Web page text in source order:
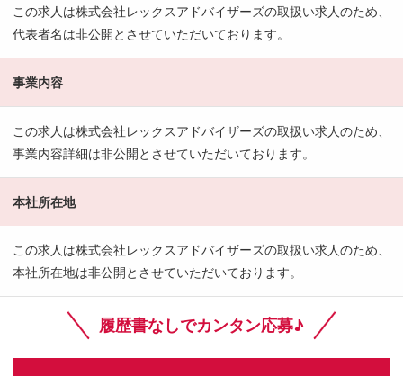
この求人は株式会社レックスアドバイザーズの取扱い求人のため、
代表者名は非公開とさせていただいております。
事業内容
この求人は株式会社レックスアドバイザーズの取扱い求人のため、
事業内容詳細は非公開とさせていただいております。
本社所在地
この求人は株式会社レックスアドバイザーズの取扱い求人のため、
本社所在地は非公開とさせていただいております。
履歴書なしでカンタン応募♪